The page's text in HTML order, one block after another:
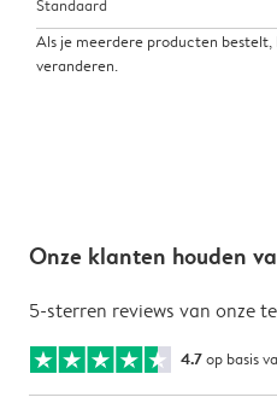
Standaard
Als je meerdere producten bestelt,
veranderen.
Onze klanten houden
5-sterren reviews van onze
4.7op basis